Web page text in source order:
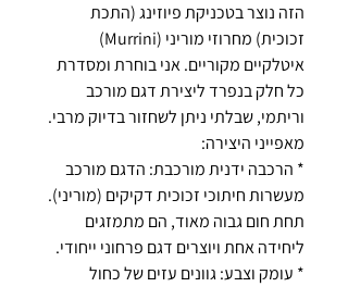
הזה נוצר בטכניקת פיוזינג (התכת
זכוכית) מחרוזי מוריני (Murrini)
איטלקיים מקוריים. אני בוחרת ומסדרת
כל חלק בנפרד ליצירת דגם מורכב
וריתמי, שבלתי ניתן לשחזור בדיוק מרבי.
מאפייני היצירה:
* הרכבה ידנית מורכבת: הדגם מורכב
מעשרות חיתוכי זכוכית דקיקים (מוריני).
תחת חום גבוה מאוד, הם מתמזגים
ליחידה אחת ויוצרים דגם פרחוני ייחודי.
* עומק וצבע: גוונים עזים של כחול